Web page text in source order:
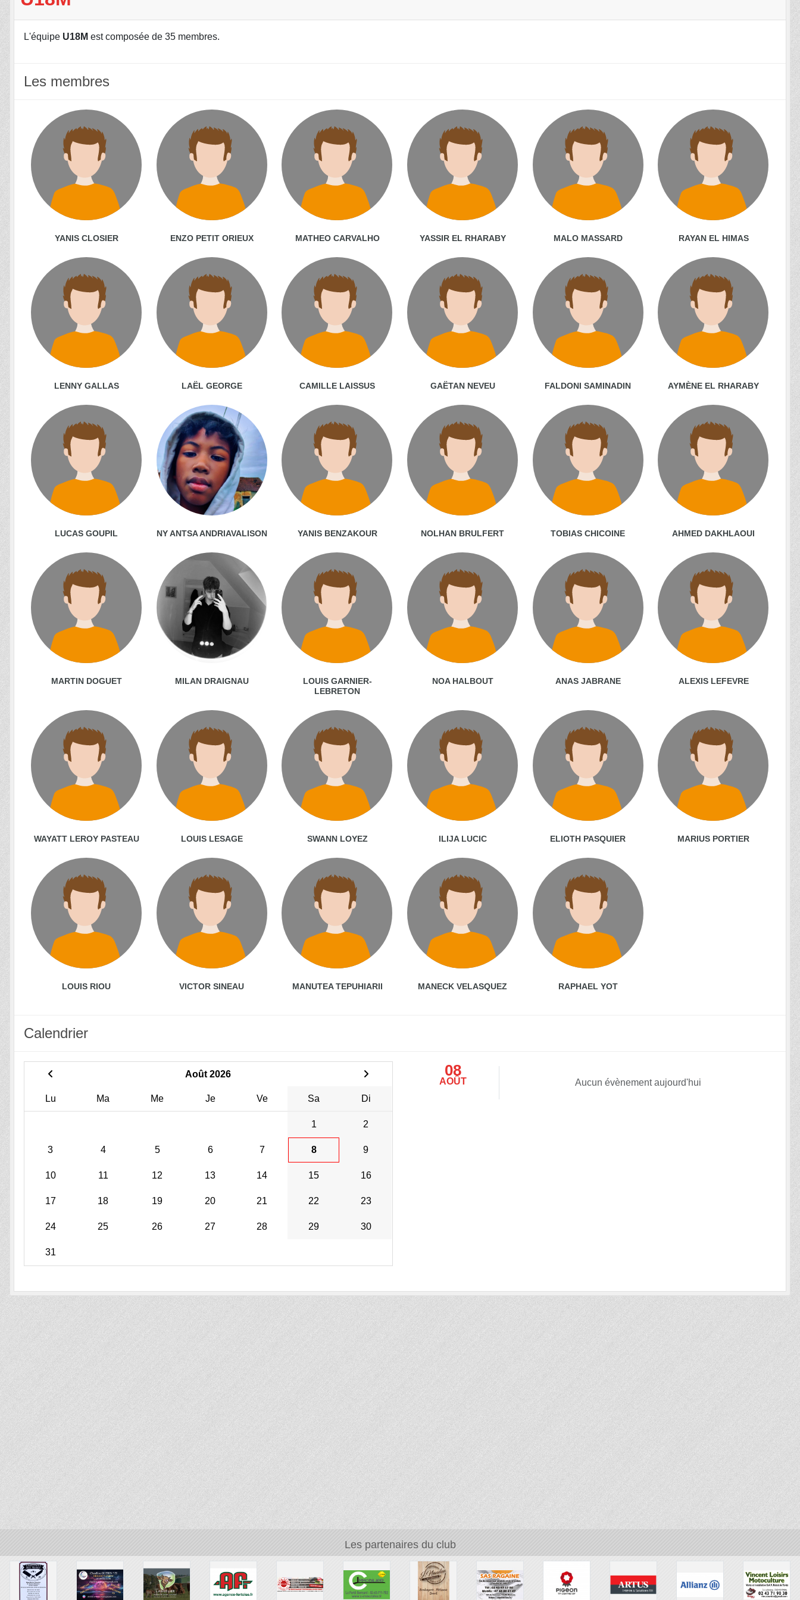
L'équipe U18M est composée de 35 membres.
Les membres
YANIS CLOSIER ENZO PETIT ORIEUX MATHEO CARVALHO YASSIR EL RHARABY MALO MASSARD RAYAN EL HIMAS
LENNY GALLAS LAËL GEORGE CAMILLE LAISSUS GAËTAN NEVEU FALDONI SAMINADIN AYMÈNE EL RHARABY
LUCAS GOUPIL NY ANTSA ANDRIAVALISON YANIS BENZAKOUR NOLHAN BRULFERT TOBIAS CHICOINE AHMED DAKHLAOUI
MARTIN DOGUET MILAN DRAIGNAU
LOUIS GARNIER-
LEBRETON
NOA HALBOUT ANAS JABRANE ALEXIS LEFEVRE
WAYATT LEROY PASTEAU LOUIS LESAGE SWANN LOYEZ ILIJA LUCIC ELIOTH PASQUIER MARIUS PORTIER
LOUIS RIOU VICTOR SINEAU MANUTEA TEPUHIARII MANECK VELASQUEZ RAPHAEL YOT
Calendrier
Août 2026
Lu Ma Me Je Ve Sa Di
1 2
3 4 5 6 7 8 9
10 11 12 13 14 15 16
17 18 19 20 21 22 23
24 25 26 27 28 29 30
31
08
AOÛT Aucun évènement aujourd'hui
Les partenaires du club